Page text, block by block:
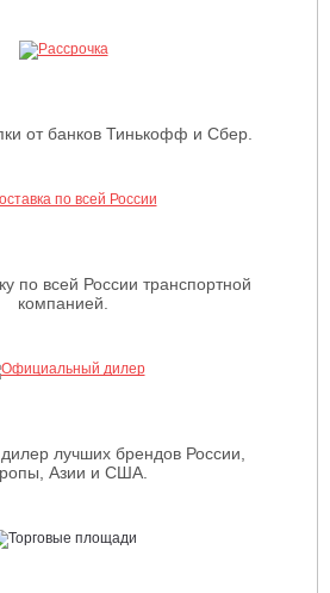
от банков Тинькофф и Сбер.
по всей России транспортной
компанией.
лучших брендов России,
Азии и США.